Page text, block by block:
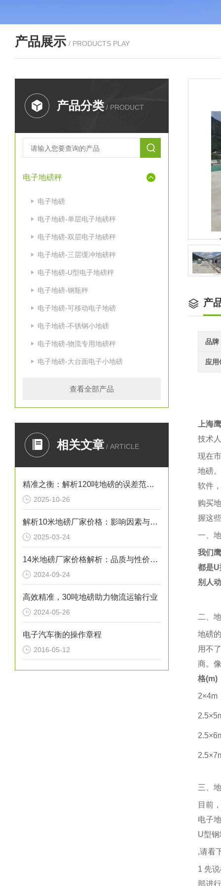
产品展示 / PRODUCTS PLAY
产品分类 / PRODUCT
电子地磅秤
电子地磅
电子地磅-单层电子地磅秤
电子地磅-双层电子地磅秤
电子地磅-三层缓冲地磅秤
电子地磅-U型电子地磅秤
电子地磅-钢瓶秤
电子地磅-可移动电子地磅
电子地磅-不锈钢小地磅
电子地磅-物流专用地磅秤
电子地磅-大台面电子小地磅
查看全部产品
相关文章 / ARTICLE
精准之衡：解析120吨地磅的误差范围与管理实践
2025-10-26
解析10米地磅厂家价格：影响因素与市场行情
2025-03-24
14米地磅厂家价格解析：品质与性价比的考量
2024-09-24
高效精准，30吨地磅助力物流运输行业
2024-05-26
电子汽车衡的操作章程
2016-05-12
产
品牌
应用
上海
技术
现在
地磅
软件
购买
握这
一、
我们
都是U
别人
二、
地磅
用不
商。
格(m)
三、
目前
电子
U型
,请看
1 先
部进